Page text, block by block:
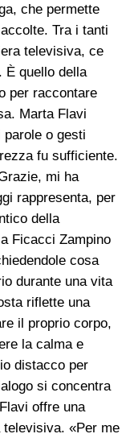
che permette
Tra i tanti
televisiva, ce
È quello della
per raccontare
Marta Flavi
parole o gesti
fu sufficiente.
mi ha
rappresenta, per
della
Ficacci Zampino
cosa
durante una vita
riflette una
il proprio corpo,
la calma e
distacco per
si concentra
offre una
«Per me